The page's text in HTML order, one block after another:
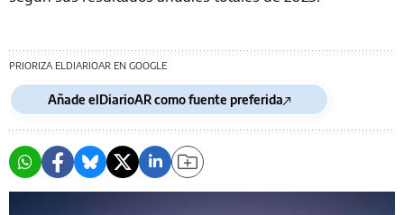
PRIORIZA ELDIARIOAR EN GOOGLE
Añade elDiarioAR como fuente preferida